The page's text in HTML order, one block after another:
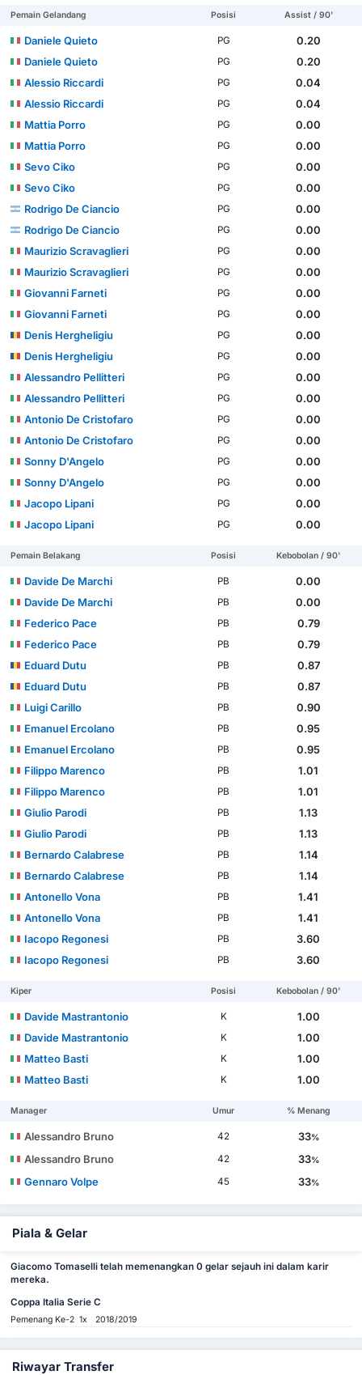
Pemain Gelandang Posisi Assist / 90'
Daniele Quieto PG
0.20
Daniele Quieto
PG
0.20
Alessio Riccardi
PG
0.04
Alessio Riccardi
PG
0.04
Mattia Porro
PG
0.00
Mattia Porro
PG
0.00
Sevo Ciko
PG
0.00
Sevo Ciko
PG
0.00
Rodrigo De Ciancio
PG
0.00
Rodrigo De Ciancio
PG
0.00
Maurizio Scravaglieri
PG
0.00
Maurizio Scravaglieri
PG
0.00
Giovanni Farneti
PG
0.00
Giovanni Farneti
PG
0.00
Denis Hergheligiu
PG
0.00
Denis Hergheligiu
PG
0.00
Alessandro Pellitteri
PG
0.00
Alessandro Pellitteri
PG
0.00
Antonio De Cristofaro
PG
0.00
Antonio De Cristofaro
PG
0.00
Sonny D'Angelo
PG
0.00
Sonny D'Angelo
PG
0.00
Jacopo Lipani
PG
0.00
Jacopo Lipani
PG 0.00
Pemain Belakang Posisi Kebobolan / 90'
Davide De Marchi PB
0.00
Davide De Marchi
PB
0.00
Federico Pace
PB
0.79
Federico Pace
PB
0.79
Eduard Dutu
PB
0.87
Eduard Dutu
PB
0.87
Luigi Carillo
PB
0.90
Emanuel Ercolano
PB
0.95
Emanuel Ercolano
PB
0.95
Filippo Marenco
PB
1.01
Filippo Marenco
PB
1.01
Giulio Parodi
PB
1.13
Giulio Parodi
PB
1.13
Bernardo Calabrese
PB
1.14
Bernardo Calabrese
PB
1.14
Antonello Vona
PB
1.41
Antonello Vona
PB
1.41
Iacopo Regonesi
PB
3.60
Iacopo Regonesi
PB 3.60
Kiper Posisi Kebobolan / 90'
Davide Mastrantonio K
1.00
Davide Mastrantonio
K
1.00
Matteo Basti
K
1.00
Matteo Basti
K 1.00
Manager Umur % Menang
Alessandro Bruno 42 33%
Alessandro Bruno 42 33%
Gennaro Volpe 45 33%
Piala & Gelar
Giacomo Tomaselli telah memenangkan 0 gelar sejauh ini dalam karir
mereka.
Coppa Italia Serie C
Pemenang Ke-2 1x 2018/2019
Riwayar Transfer